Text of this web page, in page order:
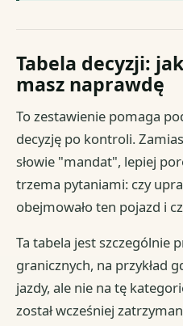
Tabela decyzji:
masz naprawdę
To zestawienie pomaga
decyzję po kontroli.
słowie "mandat", lepiej
trzema pytaniami: czy
obejmowało ten pojazd i
Ta tabela jest szczególnie
granicznych, na przykład
jazdy, ale nie na tę
został wcześniej